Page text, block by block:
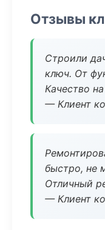
Отзывы
Строили
ключ. От
Качество
— Клиент
быстро, не
Отличный
— Клиент